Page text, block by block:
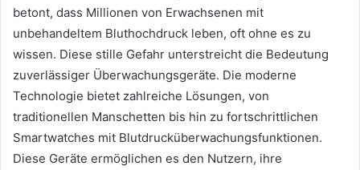
betont, dass Millionen von Erwachsenen mit
unbehandeltem Bluthochdruck leben, oft ohne es zu
wissen. Diese stille Gefahr unterstreicht die Bedeutung
zuverlässiger Überwachungsgeräte. Die moderne
Technologie bietet zahlreiche Lösungen, von
traditionellen Manschetten bis hin zu fortschrittlichen
Smartwatches mit Blutdrucküberwachungsfunktionen.
Diese Geräte ermöglichen es den Nutzern, ihre